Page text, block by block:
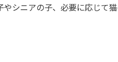
シニアの子、必要に応じて